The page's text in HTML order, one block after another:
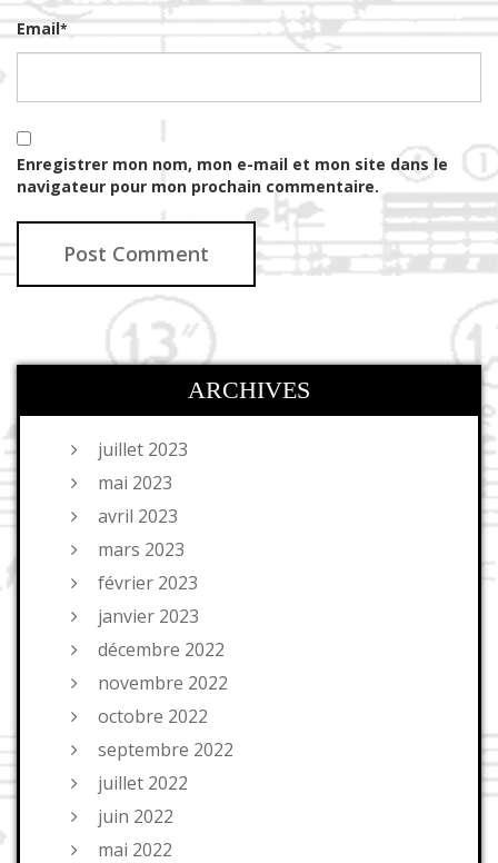
Email*
Enregistrer mon nom, mon e-mail et mon site dans le
navigateur pour mon prochain commentaire.
ARCHIVES
juillet 2023
mai 2023
avril 2023
mars 2023
février 2023
janvier 2023
décembre 2022
novembre 2022
octobre 2022
septembre 2022
juillet 2022
juin 2022
mai 2022